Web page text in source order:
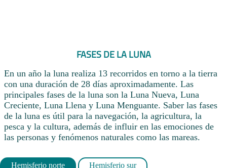
FASES DE LA LUNA
En un año la luna realiza 13 recorridos en torno a la tierra
con una duración de 28 días aproximadamente. Las
principales fases de la luna son la Luna Nueva, Luna
Creciente, Luna Llena y Luna Menguante. Saber las fases
de la luna es útil para la navegación, la agricultura, la
pesca y la cultura, además de influir en las emociones de
las personas y fenómenos naturales como las mareas.